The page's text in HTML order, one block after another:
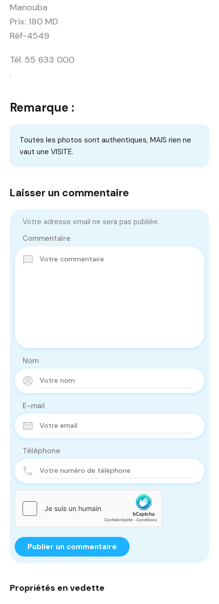
Manouba
Prix: 180 MD
Réf-4549
Tél. 55 633 000
.
Remarque :
Toutes les photos sont authentiques, MAIS rien ne
vaut une VISITE.
Laisser un commentaire
Votre adresse email ne sera pas publiée.
Commentaire
Nom
E-mail
Téléphone
Propriétés en vedette